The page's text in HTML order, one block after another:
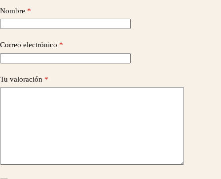
Nombre *
Correo electrónico *
Tu valoración *